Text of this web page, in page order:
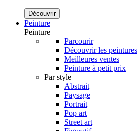
Découvrir
Peinture
Peinture
Parcourir
Découvrir les peintures
Meilleures ventes
Peinture à petit prix
Par style
Abstrait
Paysage
Portrait
Pop art
Street art